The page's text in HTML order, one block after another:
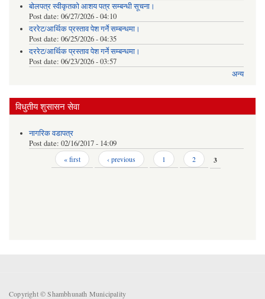
बोलपत्र स्वीकृतको आशय पत्र सम्बन्धी सूचना।
Post date: 06/27/2026 - 04:10
दररेट/आर्थिक प्रस्ताव पेश गर्ने सम्बन्धमा।
Post date: 06/25/2026 - 04:35
दररेट/आर्थिक प्रस्ताव पेश गर्ने सम्बन्धमा।
Post date: 06/23/2026 - 03:57
अन्य
विधुतीय शुसासन सेवा
नागरिक वडापत्र
Post date: 02/16/2017 - 14:09
« first ‹ previous 1 2 3
Copyright © Shambhunath Municipality